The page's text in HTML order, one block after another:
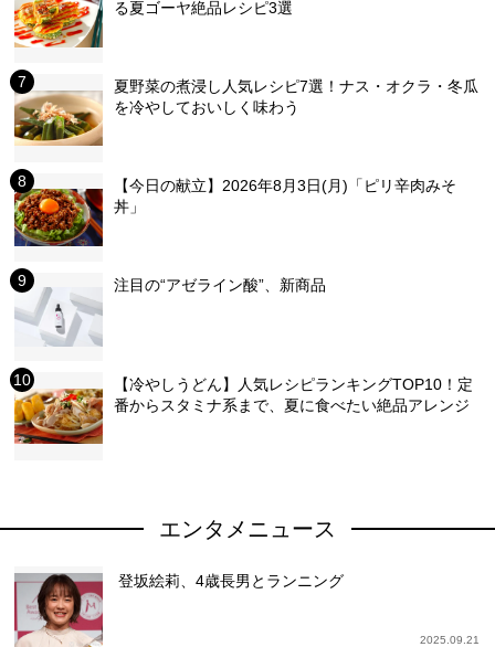
る夏ゴーヤ絶品レシピ3選
夏野菜の煮浸し人気レシピ7選！ナス・オクラ・冬瓜
を冷やしておいしく味わう
【今日の献立】2026年8月3日(月)「ピリ辛肉みそ
丼」
注目の“アゼライン酸”、新商品
【冷やしうどん】人気レシピランキングTOP10！定
番からスタミナ系まで、夏に食べたい絶品アレンジ
エンタメニュース
登坂絵莉、4歳長男とランニング
2025.09.21